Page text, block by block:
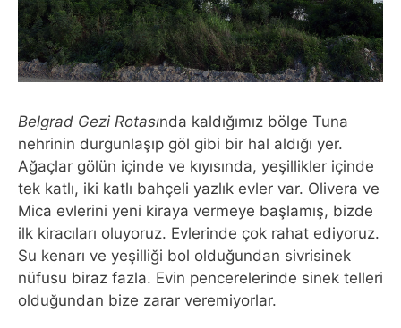
Belgrad Gezi Rotasında kaldığımız bölge Tuna
nehrinin durgunlaşıp göl gibi bir hal aldığı yer.
Ağaçlar gölün içinde ve kıyısında, yeşillikler içinde
tek katlı, iki katlı bahçeli yazlık evler var. Olivera ve
Mica evlerini yeni kiraya vermeye başlamış, bizde
ilk kiracıları oluyoruz. Evlerinde çok rahat ediyoruz.
Su kenarı ve yeşilliği bol olduğundan sivrisinek
nüfusu biraz fazla. Evin pencerelerinde sinek telleri
olduğundan bize zarar veremiyorlar.